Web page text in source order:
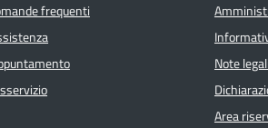
frequenti
Note legali
Area